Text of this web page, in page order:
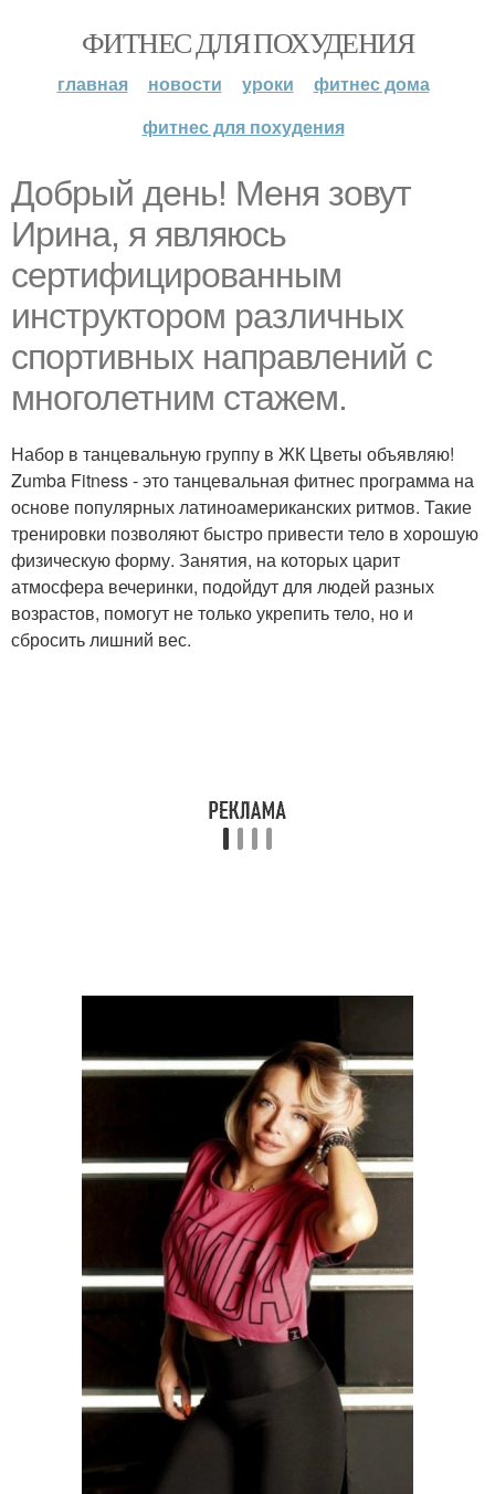
ФИТНЕС ДЛЯ ПОХУДЕНИЯ
главная новости уроки
фитнес дома
фитнес для похудения
Добрый день! Меня зовут
Ирина, я являюсь
сертифицированным
инструктором различных
спортивных направлений с
многолетним стажем.
Набор в танцевальную группу в ЖК Цветы объявляю!
Zumba Fitness - это танцевальная фитнес программа на
основе популярных латиноамериканских ритмов. Такие
тренировки позволяют быстро привести тело в хорошую
физическую форму. Занятия, на которых царит
атмосфера вечеринки, подойдут для людей разных
возрастов, помогут не только укрепить тело, но и
сбросить лишний вес.